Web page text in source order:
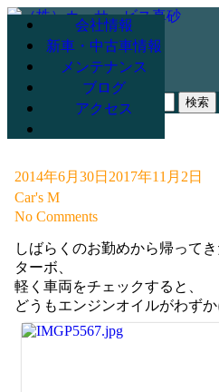
078-947-3265
会社情報
新車・中古車情報
メンテナンス
ブログ
アクセス
2014年6月30日 2017年11月2日
Car's M
No Comments
しばらくのお勤めから帰って
ターボ、
軽く車両をチェックすると、
どうもエンジンオイルがわず